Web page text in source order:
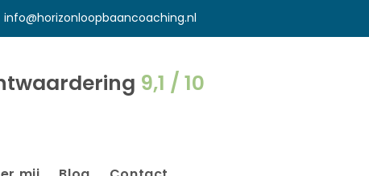
info@horizonloopbaancoaching.nl
9,1 / 10